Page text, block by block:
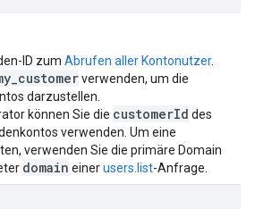
ID zum Abrufen aller Kontonutzer.
verwenden, um die
darzustellen.
können Sie die customerId des
verwenden. Um eine
verwenden Sie die primäre Domain
domain einerusers.list-Anfrage.